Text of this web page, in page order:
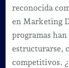
reconocida
en Marketing
programas han
estructurarse,
competitivos.